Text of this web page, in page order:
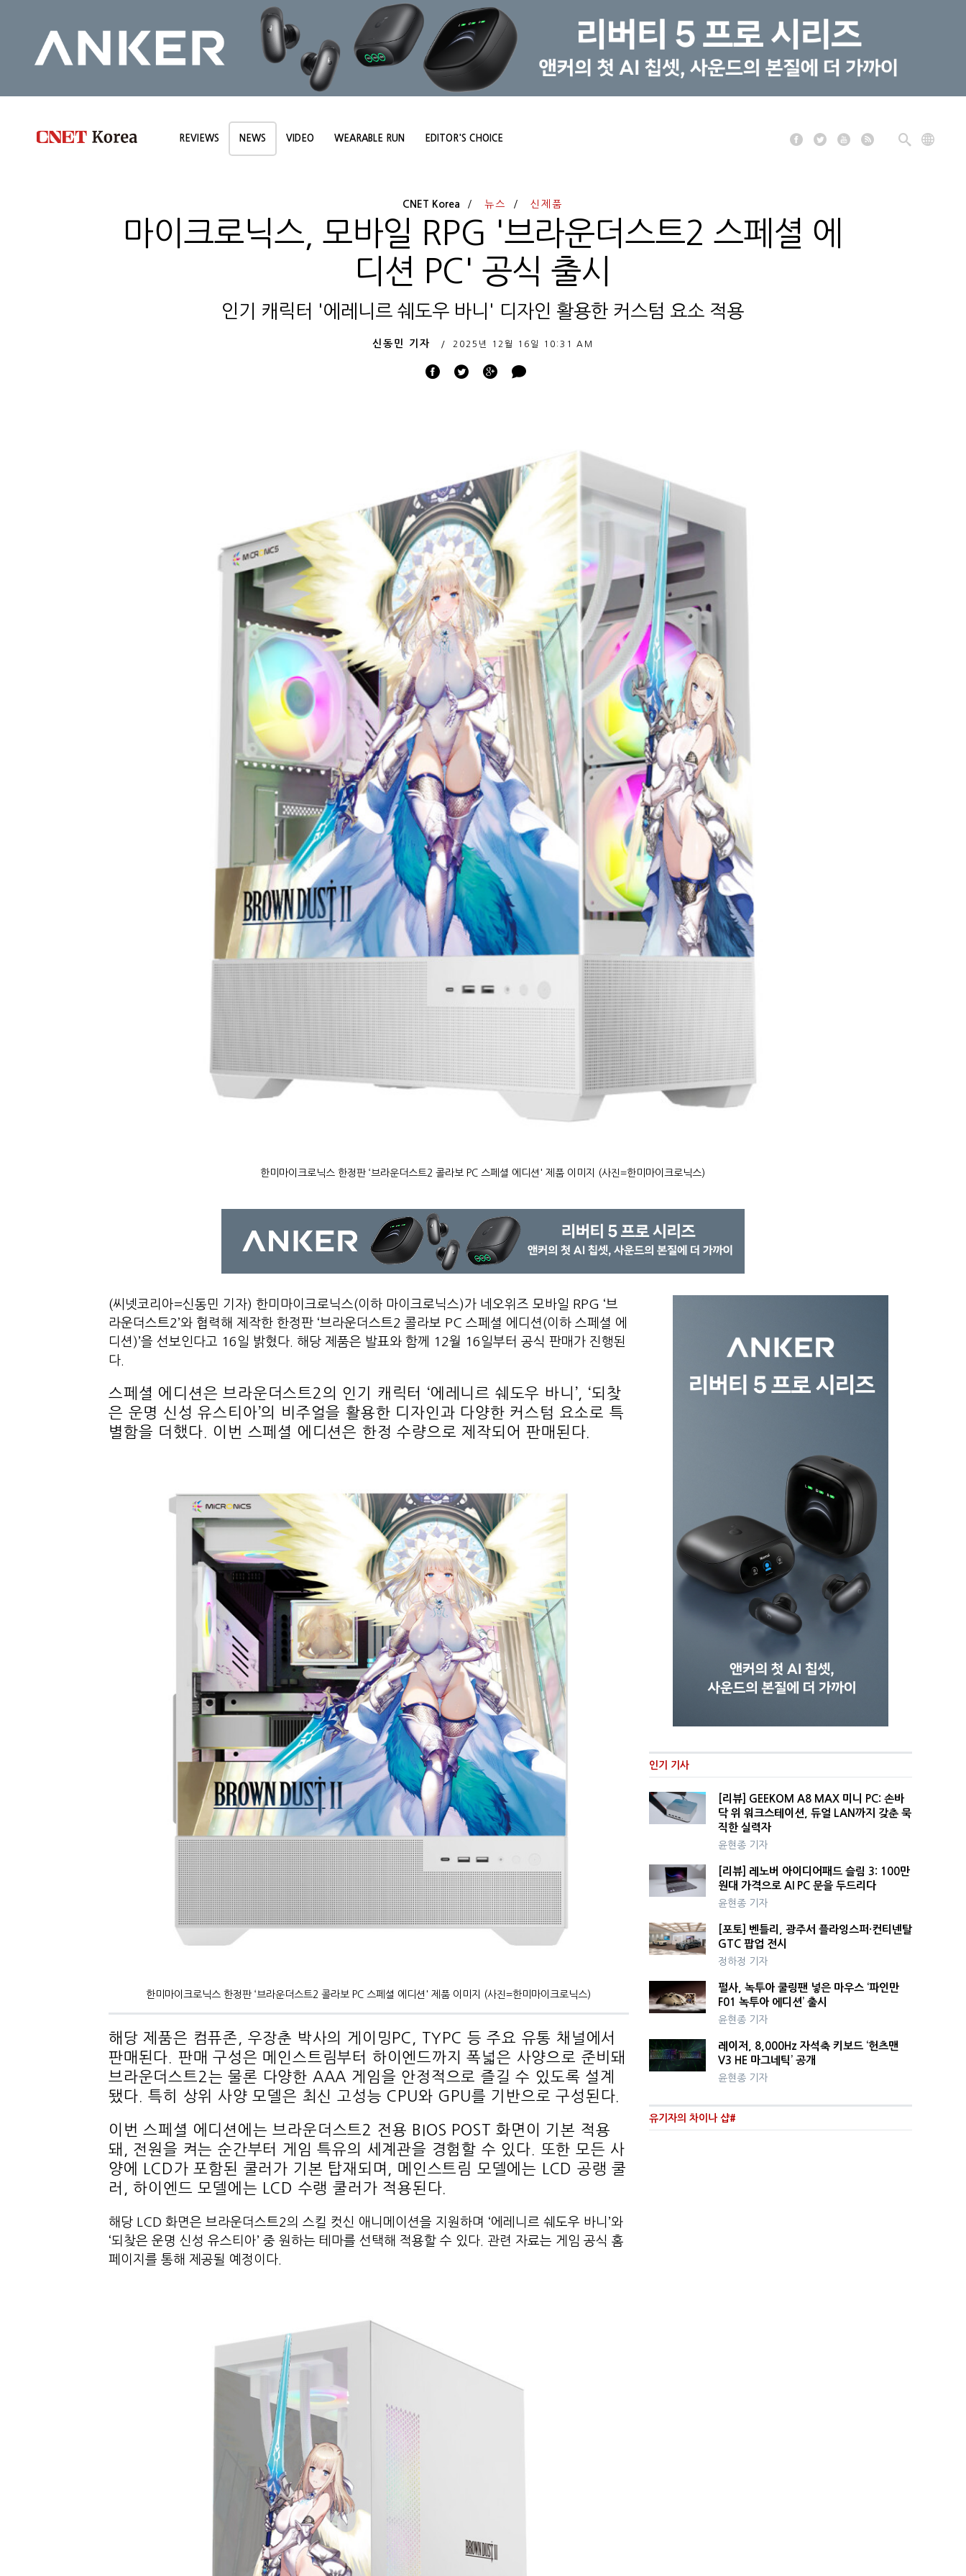
REVIEWS NEWS VIDEO WEARABLE RUN EDITOR'S CHOICE
CNET Korea 뉴스 신제품
마이크로닉스, 모바일 RPG '브라운더스트2 스페셜 에
디션 PC' 공식 출시
인기 캐릭터 '에레니르 쉐도우 바니' 디자인 활용한 커스텀 요소 적용
신동민 기자 2025년 12월 16일 10:31 AM
한미마이크로닉스 한정판 ‘브라운더스트2 콜라보 PC 스페셜 에디션' 제품 이미지 (사진=한미마이크로닉스)
(씨넷코리아=신동민 기자) 한미마이크로닉스(이하 마이크로닉스)가 네오위즈 모바일 RPG ‘브
라운더스트2’와 협력해 제작한 한정판 ‘브라운더스트2 콜라보 PC 스페셜 에디션(이하 스페셜 에
디션)’을 선보인다고 16일 밝혔다. 해당 제품은 발표와 함께 12월 16일부터 공식 판매가 진행된
다.
스페셜 에디션은 브라운더스트2의 인기 캐릭터 ‘에레니르 쉐도우 바니’, ‘되찾
은 운명 신성 유스티아’의 비주얼을 활용한 디자인과 다양한 커스텀 요소로 특
별함을 더했다. 이번 스페셜 에디션은 한정 수량으로 제작되어 판매된다.
한미마이크로닉스 한정판 ‘브라운더스트2 콜라보 PC 스페셜 에디션' 제품 이미지 (사진=한미마이크로닉스)
해당 제품은 컴퓨존, 우장춘 박사의 게이밍PC, TYPC 등 주요 유통 채널에서
판매된다. 판매 구성은 메인스트림부터 하이엔드까지 폭넓은 사양으로 준비돼
브라운더스트2는 물론 다양한 AAA 게임을 안정적으로 즐길 수 있도록 설계
됐다. 특히 상위 사양 모델은 최신 고성능 CPU와 GPU를 기반으로 구성된다.
이번 스페셜 에디션에는 브라운더스트2 전용 BIOS POST 화면이 기본 적용
돼, 전원을 켜는 순간부터 게임 특유의 세계관을 경험할 수 있다. 또한 모든 사
양에 LCD가 포함된 쿨러가 기본 탑재되며, 메인스트림 모델에는 LCD 공랭 쿨
러, 하이엔드 모델에는 LCD 수랭 쿨러가 적용된다.
해당 LCD 화면은 브라운더스트2의 스킬 컷신 애니메이션을 지원하며 ‘에레니르 쉐도우 바니’와
‘되찾은 운명 신성 유스티아’ 중 원하는 테마를 선택해 적용할 수 있다. 관련 자료는 게임 공식 홈
페이지를 통해 제공될 예정이다.
인기 기사
[리뷰] GEEKOM A8 MAX 미니 PC: 손바
닥 위 워크스테이션, 듀얼 LAN까지 갖춘 묵
직한 실력자
윤현종 기자
[리뷰] 레노버 아이디어패드 슬림 3: 100만
원대 가격으로 AI PC 문을 두드리다
윤현종 기자
[포토] 벤틀리, 광주서 플라잉스퍼·컨티넨탈
GTC 팝업 전시
정하정 기자
펄사, 녹투아 쿨링팬 넣은 마우스 ‘파인만
F01 녹투아 에디션’ 출시
윤현종 기자
레이저, 8,000Hz 자석축 키보드 ‘헌츠맨
V3 HE 마그네틱’ 공개
윤현종 기자
유기자의 차이나 샵#